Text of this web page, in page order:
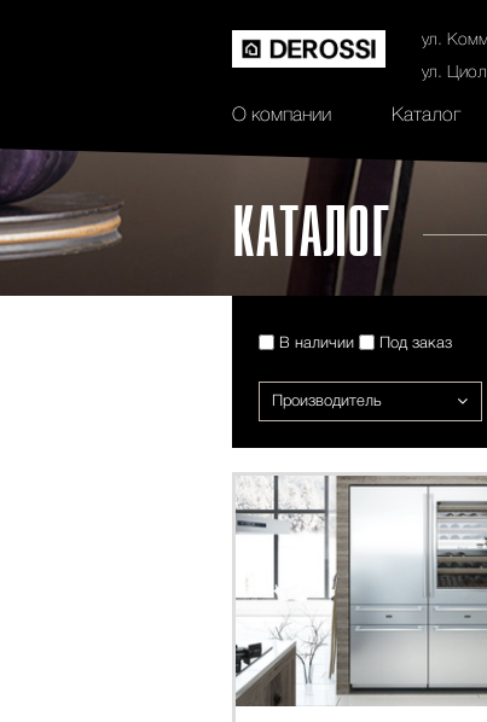
ул.
ул.
О компании
История Сертификаты
Каталог
КАТАЛОГ
В наличии Под заказ
Производитель